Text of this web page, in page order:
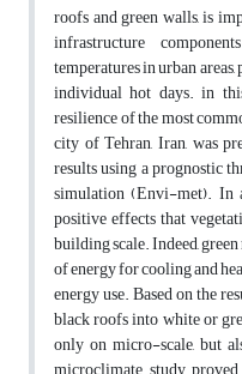
roofs and green walls, is
infrastructure
temperatures in urban
individual hot days. in
resilience of the most
city of Tehran, Iran, was
results using a prognostic
simulation (Envi-met). In
positive effects that
building scale. Indeed,
of energy for cooling and
energy use. Based on the
black roofs into white or
only on micro-scale, but